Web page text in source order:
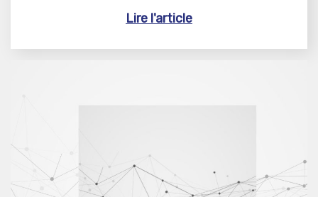
Lire l'article